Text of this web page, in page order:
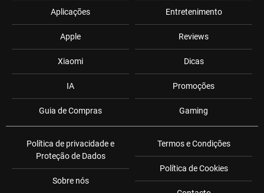
Aplicações
Apple
Xiaomi
IA
Guia de Compras
Entretenimento
Reviews
Dicas
Promoções
Gaming
Política de privacidade e
Proteção de Dados
Sobre nós
Termos e Condições
Política de Cookies